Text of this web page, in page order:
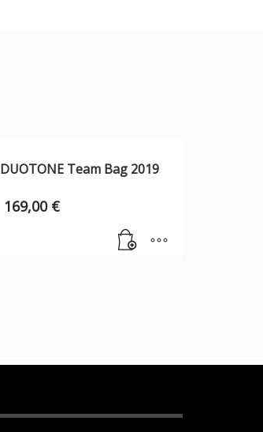
DUOTONE Team Bag 2019
169,00 €